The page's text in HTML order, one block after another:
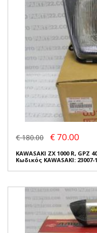
€ 180.00 € 70.00
KAWASAKI ZX 1000 R,
Κωδικός KAWASAKI: 23007-